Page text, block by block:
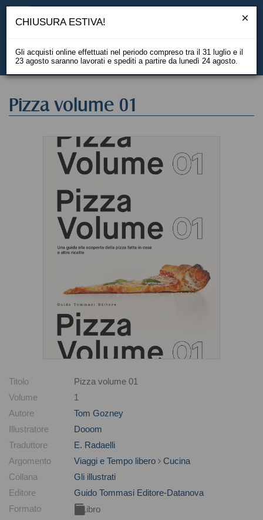
EN
Pizza volume 01
Titolo
Pizza volume 01
Volume
1
Autore
Tom Gozney
Illustratore
Dooom
Traduttore
E. Radaelli
Argomento
Viaggi e Tempo libero
Cucina
Collana
Gli illustrati
Editore
Guido Tommasi Editore-Datanova
Formato
Libro
CHIUSURA ESTIVA!
Gli acquisti online effettuati nel periodo compreso tra il 31 luglio e il
23 agosto saranno lavorati e spediti a partire da lunedì 24 agosto.